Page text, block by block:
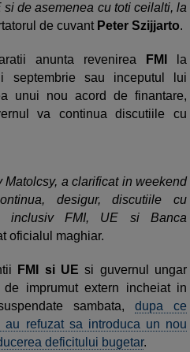
de asemenea cu toti ceilalti, la
de cuvantPeter Szijjarto.
anunta revenirea FMI
la
septembrie sau inceputul lui
unui nou acord de finantare,
va continua discutiile cu
a clarificat in weekend
desigur, discutiile cu
inclusiv FMI, UE si Banca
oficialul maghiar.
FMI si UE si guvernul ungar
imprumut extern incheiat in
sambata,dupa ce
refuzat sa introduca un nou
deficitului bugetar.